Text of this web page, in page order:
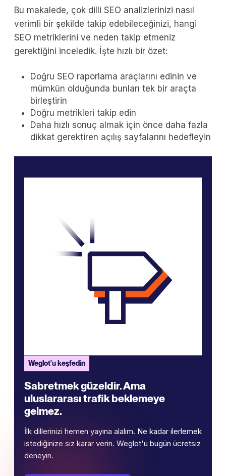
Bu makalede, çok dilli SEO analizlerinizi nasıl
verimli bir şekilde takip edebileceğinizi, hangi
SEO metriklerini ve neden takip etmeniz
gerektiğini inceledik. İşte hızlı bir özet:
Doğru SEO raporlama araçlarını edinin ve
mümkün olduğunda bunları tek bir araçta
birleştirin
Doğru metrikleri takip edin
Daha hızlı sonuç almak için önce daha fazla
dikkat gerektiren açılış sayfalarını hedefleyin
Weglot'u keşfedin
Sabretmek güzeldir. Ama
uluslararası trafik beklemeye
gelmez.
İlk dillerinizi hemen yayına alalım. Ne kadar ilerlemek
istediğinize siz karar verin. Weglot'u bugün ücretsiz
deneyin.